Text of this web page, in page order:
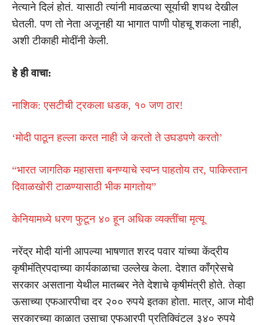
नेत्याने दिलं होतं. यासाठी त्यांनी मावळत्या सूर्याची शपथ देखील
घेतली. पण तो नेता अजूनही या भागात पाणी पोहचू शकला नाही,
अशी टीकाही मोदींनी केली.
हे ही वाचा:
नाशिक: एसटीची ट्रकला धडक, १० जण ठार!
‘मोदी पाठून हल्ला करत नाही जे करतो ते उघडपणे करतो’
“भारत जागतिक महासत्ता बनण्याचे स्वप्न पाहतोय तर, पाकिस्तान
दिवाळखोरी टाळण्यासाठी भीक मागतोय”
केनियामध्ये धरण फुटून ४० हून अधिक व्यक्तींचा मृत्यू
नरेंद्र मोदी यांनी आपल्या भाषणात शरद पवार यांच्या केंद्रीय
कृषीमंत्रिपदाच्या कार्यकाळाचा उल्लेख केला. देशात काँग्रेसचे
सरकार असताना येथील मातब्बर नेते देशाचे कृषीमंत्री होते. तेव्हा
ऊसाच्या एफआरपीचा दर २०० रुपये इतका होता. मात्र, आज मोदी
सरकारच्या काळात उसाचा एफआरपी प्रतिक्विंटल ३४० रुपये